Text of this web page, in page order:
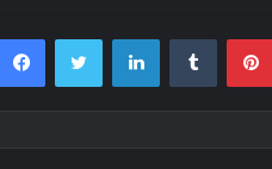
FacebookTwitter LinkedInTumblr